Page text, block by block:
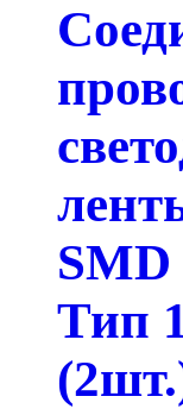
SMD
Тип